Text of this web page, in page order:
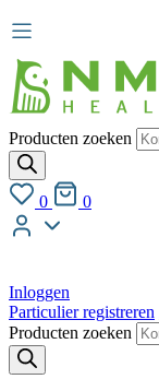
Producten zoeken
0 0
Inloggen
Particulier registreren
Producten zoeken